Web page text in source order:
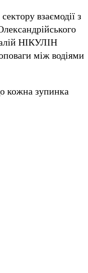
взаємодії з
НІКУЛІН
між водіями
кожна зупинка